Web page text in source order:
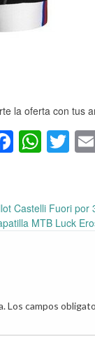
la oferta con tus
Castelli Fuori por
MTB Luck
Los campos